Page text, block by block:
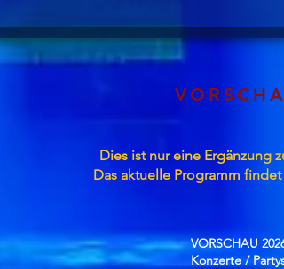
Dies ist nur eine Ergänzung
Das aktuelle Programm
VORSCHAU
Konzerte /